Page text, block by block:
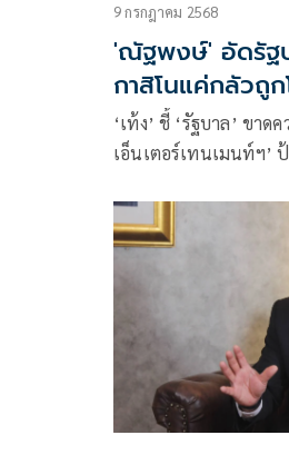
9 กรกฎาคม 2568
'ณัฐพงษ์' อัดรัฐบ
กาสิโนแค่กลัวถูก
‘เท้ง’ ชี้ ‘รัฐบาล’ ขาด
เอ็นเตอร์เทนเมนท์ฯ’
ปมวิวาทะผู้นำจีนไม่เอ